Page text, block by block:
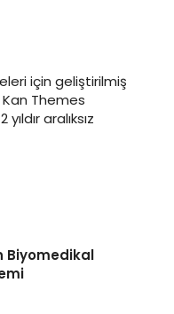
için geliştirilmiş
Themes
aralıksız
Biyomedikal